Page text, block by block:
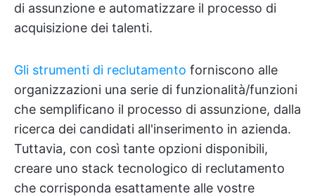
di assunzione e automatizzare il processo di
acquisizione dei talenti.
Gli strumenti di reclutamento forniscono alle
organizzazioni una serie di funzionalità/funzioni
che semplificano il processo di assunzione, dalla
ricerca dei candidati all'inserimento in azienda.
Tuttavia, con così tante opzioni disponibili,
creare uno stack tecnologico di reclutamento
che corrisponda esattamente alle vostre